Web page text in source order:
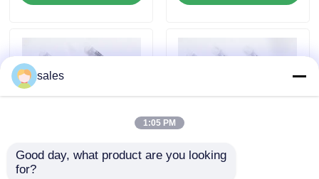
हमसे संपर्क करें
एक बोली का अनुरोध
स्वरयंत्र मुखौटा वायुमार्ग
मेडिकल ग्रेड पीवीसी
sales
1:05 PM
Good day, what product are you looking
for?